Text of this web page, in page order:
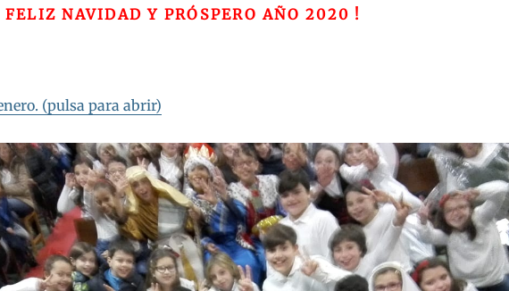
FELIZ NAVIDAD Y PRÓSPERO AÑO 2020 !
(pulsa para abrir)